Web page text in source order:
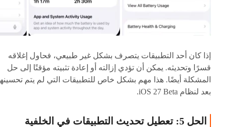
إذا كان أحد التطبيقات يتصرف بشكل غير طبيعي، فحاول إغلاقه
قسرًا وتحديثه. يمكن أن تؤدي إزالته أو إعادة تثبيته مؤقتًا إلى حل
المشكلة أيضًا. هذا مهم بشكل خاص للتطبيقات التي لم يتم
بعد لنظام iOS 27 Beta.
الحل 5: تعطيل تحديث التطبيقات في الخلفية